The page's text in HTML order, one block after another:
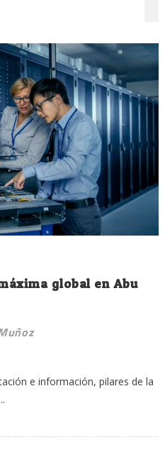
global en Abu
e información, pilares de la